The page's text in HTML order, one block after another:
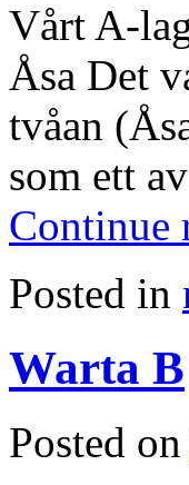
Vårt A-
Åsa Det
tvåan
som ett
Continue
Posted in
Warta B
Posted on